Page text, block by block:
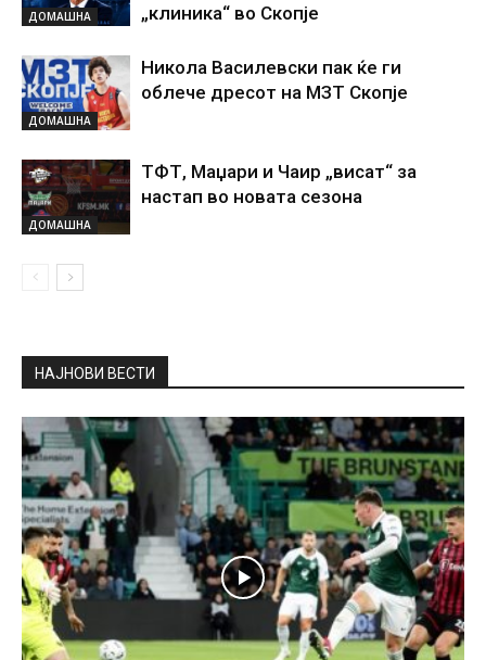
ДОМАШНА
„клиника“ во Скопје
ДОМАШНА
Никола Василевски пак ќе ги
облече дресот на МЗТ Скопје
ДОМАШНА
ТФТ, Маџари и Чаир „висат“ за
настап во новата сезона
НАЈНОВИ ВЕСТИ